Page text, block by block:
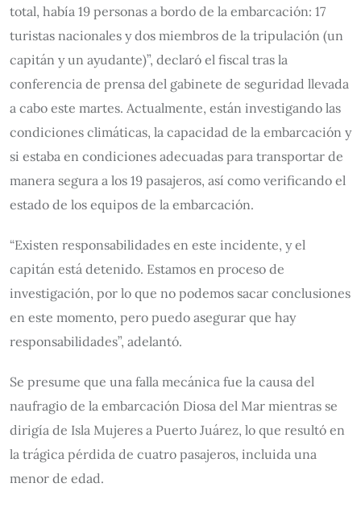
total, había 19 personas a bordo de la embarcación: 17
turistas nacionales y dos miembros de la tripulación (un
capitán y un ayudante)”, declaró el fiscal tras la
conferencia de prensa del gabinete de seguridad llevada
a cabo este martes. Actualmente, están investigando las
condiciones climáticas, la capacidad de la embarcación y
si estaba en condiciones adecuadas para transportar de
manera segura a los 19 pasajeros, así como verificando el
estado de los equipos de la embarcación.
“Existen responsabilidades en este incidente, y el
capitán está detenido. Estamos en proceso de
investigación, por lo que no podemos sacar conclusiones
en este momento, pero puedo asegurar que hay
responsabilidades”, adelantó.
Se presume que una falla mecánica fue la causa del
naufragio de la embarcación Diosa del Mar mientras se
dirigía de Isla Mujeres a Puerto Juárez, lo que resultó en
la trágica pérdida de cuatro pasajeros, incluida una
menor de edad.